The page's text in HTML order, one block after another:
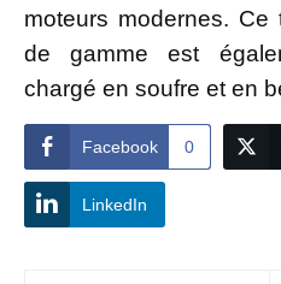
moteurs modernes.
de gamme est
chargé en soufre et en
Facebook 0
LinkedIn